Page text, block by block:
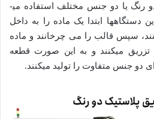
رنگ یا دو جنس مختلف استفاده می­
ابتدا یک ماده را به داخل
سپس قالب را می چرخانند و ماده
تزریق می­کنند و به این صورت قطعه
دو جنس متفاوت را تولید می­کنند.